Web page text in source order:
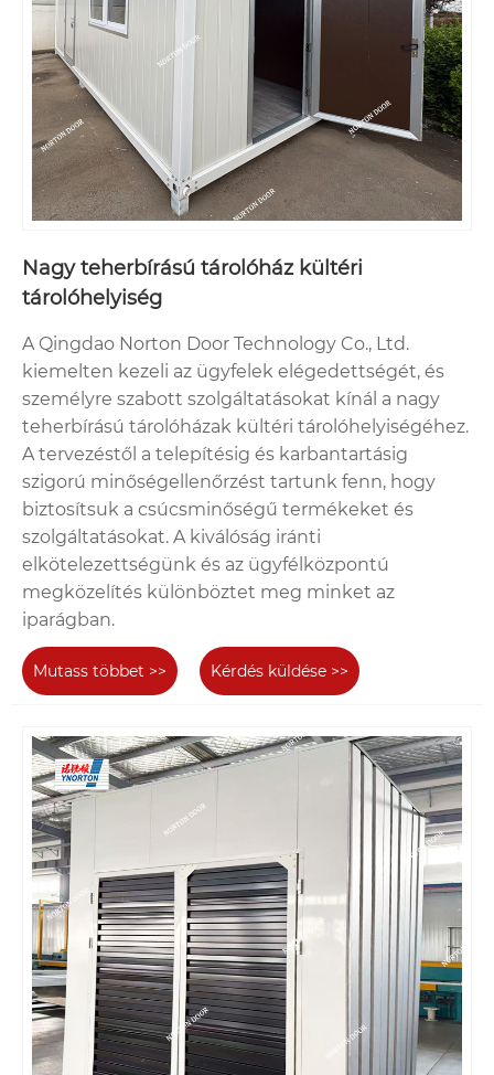
Nagy teherbírású tárolóház kültéri
tárolóhelyiség
A Qingdao Norton Door Technology Co., Ltd.
kiemelten kezeli az ügyfelek elégedettségét, és
személyre szabott szolgáltatásokat kínál a nagy
teherbírású tárolóházak kültéri tárolóhelyiségéhez.
A tervezéstől a telepítésig és karbantartásig
szigorú minőségellenőrzést tartunk fenn, hogy
biztosítsuk a csúcsminőségű termékeket és
szolgáltatásokat. A kiválóság iránti
elkötelezettségünk és az ügyfélközpontú
megközelítés különböztet meg minket az
iparágban.
Mutass többet >> Kérdés küldése >>